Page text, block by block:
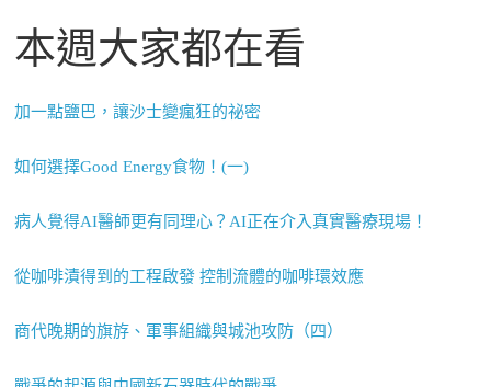
本週大家都在看
加一點鹽巴，讓沙士變瘋狂的祕密
如何選擇Good Energy食物！(一)
病人覺得AI醫師更有同理心？AI正在介入真實醫療現場！
從咖啡漬得到的工程啟發 控制流體的咖啡環效應
商代晚期的旗斿、軍事組織與城池攻防（四）